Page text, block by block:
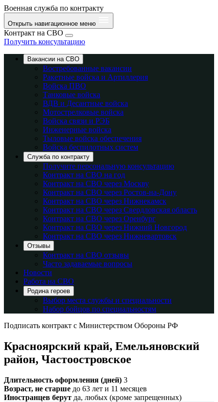
Военная служба по контракту
Открыть навигационное меню
Контракт на СВО
Получить консультацию
Вакансии на СВО
Востребованные вакансии
Ракетные войска и Артиллерия
Войска ПВО
Танковые войска
ВДВ и Десантные войска
Мотострелковые войска
Войска связи и РЭБ
Инженерные войска
Тыловые войска обеспечения
Войска беспилотных систем
Служба по контракту
Получите персональную консультацию
Контракт на СВО на год
Контракт на СВО через Москву
Контракт на СВО через Ростов-на-Дону
Контракт на СВО через Нижнекамск
Контракт на СВО через Свердловская область
Контракт на СВО через Оренбург
Контракт на СВО через Нижний Новгород
Контракт на СВО через Нижневартовск
Отзывы
Контракт на СВО отзывы
Часто задаваемые вопросы
Новости
Работа на СВО
Родина героев
Выбор места службы и специальности
Набор бойцов по специальностям
Подписать контракт с Министерством Обороны РФ
Красноярский край, Емельяновский
район, Частоостровское
Длительность оформления (дней) 3
Возраст, не старше до 63 лет и 11 месяцев
Иностранцев берут да, любых (кроме запрещенных)